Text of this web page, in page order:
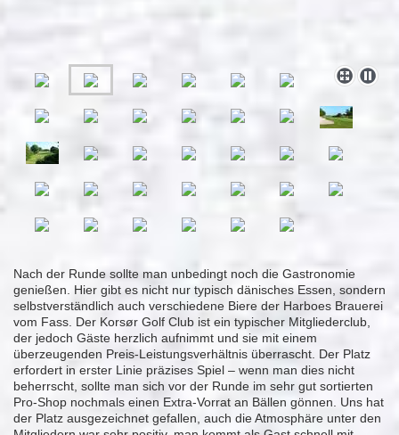
Nach der Runde sollte man unbedingt noch die Gastronomie
genießen. Hier gibt es nicht nur typisch dänisches Essen, sondern
selbstverständlich auch verschiedene Biere der Harboes Brauerei
vom Fass. Der Korsør Golf Club ist ein typischer Mitgliederclub,
der jedoch Gäste herzlich aufnimmt und sie mit einem
überzeugenden Preis-Leistungsverhältnis überrascht. Der Platz
erfordert in erster Linie präzises Spiel – wenn man dies nicht
beherrscht, sollte man sich vor der Runde im sehr gut sortierten
Pro-Shop nochmals einen Extra-Vorrat an Bällen gönnen. Uns hat
der Platz ausgezeichnet gefallen, auch die Atmosphäre unter den